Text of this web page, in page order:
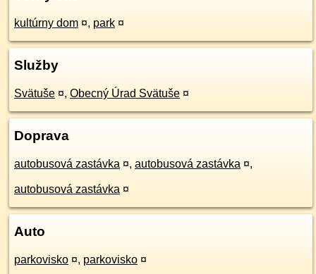
kultúrny dom ¤, park ¤
Služby
Svätuše ¤, Obecný Úrad Svätuše ¤
Doprava
autobusová zastávka ¤, autobusová zastávka ¤,
autobusová zastávka ¤
Auto
parkovisko ¤, parkovisko ¤